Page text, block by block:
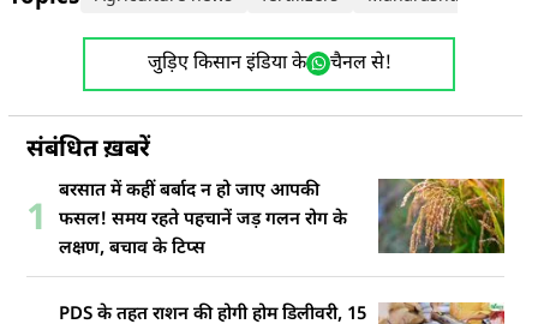
जुड़िए किसान इंडिया के चैनल से!
संबंधित ख़बरें
1
बरसात में कहीं बर्बाद न हो जाए आपकी
फसल! समय रहते पहचानें जड़ गलन रोग के
लक्षण, बचाव के टिप्स
PDS के तहत राशन की होगी होम डिलीवरी, 15